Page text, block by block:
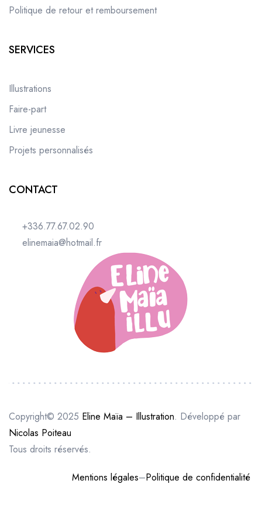
Politique de retour et remboursement
SERVICES
Illustrations
Faire-part
Livre jeunesse
Projets personnalisés
CONTACT
+336.77.67.02.90
elinemaia@hotmail.fr
Copyright© 2025 Eline Maïa – Illustration. Développé par
Nicolas Poiteau
Tous droits réservés.
Mentions légales–Politique de confidentialité